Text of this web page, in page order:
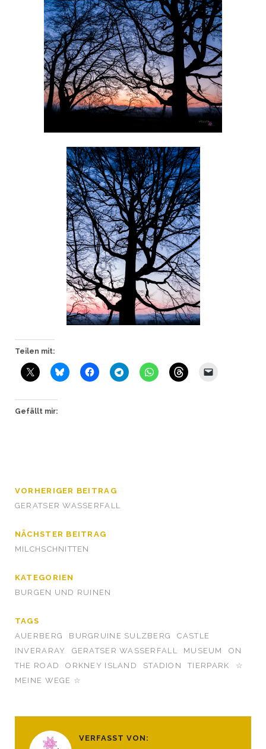
Teilen mit:
Gefällt mir:
VORHERIGER BEITRAG
GERATSER WASSERFALL
NÄCHSTER BEITRAG
MILCHSCHNITTEN
KATEGORIEN
BURGEN UND RUINEN
TAGS
AUERBERG
BURGRUINE SULZBERG
CASTLE
INVERARAY
GERATSER WASSERFALL MUSEUM
ON
THE ROAD
ORKNEY ISLAND STADION TIERPARK
☆
MEINE WEGE ☆
VERFASST VON: